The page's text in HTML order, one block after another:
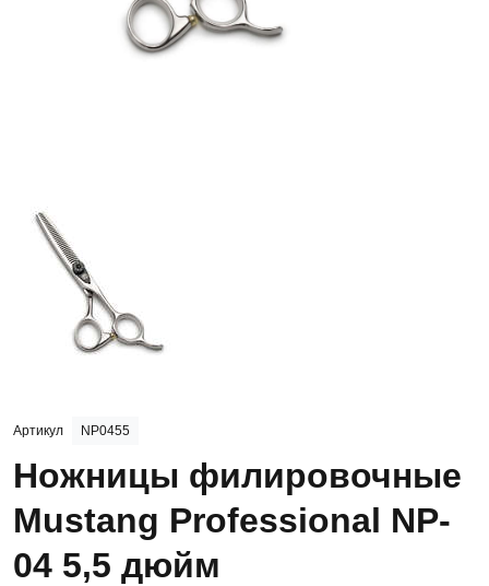
Артикул NP0455
Ножницы филировочные
Mustang Professional NP-
04 5,5 дюйм